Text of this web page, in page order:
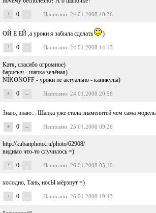
+
0 – Написано: 24.01.2008 10:36
ОЙ Е ЕЙ ,а уроки я забыла сделать
)
+
0 – Написано: 24.01.2008 14:13
Катя, спасибо огромное)
барисыч - шапка зелёная)
NIKONOFF - уроки не актуально - каникулы)
+
0 – Написано: 24.01.2008 20:58
Знаю, знаю... Шапка уже стала знаменитей чем сама модель
+
0 – Написано: 25.01.2008 09:26
http://kubanphoto.ru/photo/62908/
видимо что-то случилось =)
+
0 – Написано: 26.01.2008 05:10
холодно, Тань, носЫ мёрзнут =)
+
0 – Написано: 26.01.2008 19:43